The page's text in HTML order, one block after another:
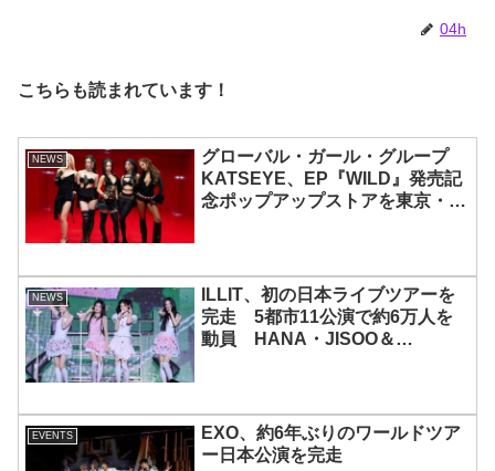
04h
こちらも読まれています！
NEWS
グローバル・ガール・グループ
KATSEYE、EP『WILD』発売記
念ポップアップストアを東京・原
NEWS
ILLIT、初の日本ライブツアーを
完走 5都市11公演で約6万人を
動員 HANA・JISOO＆
EVENTS
EXO、約6年ぶりのワールドツア
ー日本公演を完走